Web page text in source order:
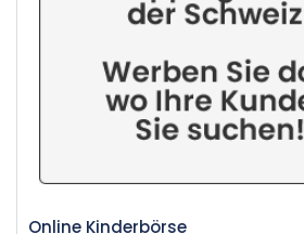
Online Kinderbörse